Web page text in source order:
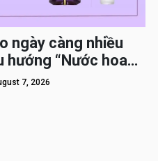
ngày càng nhiều
hướng “Nước hoa
7, 2026